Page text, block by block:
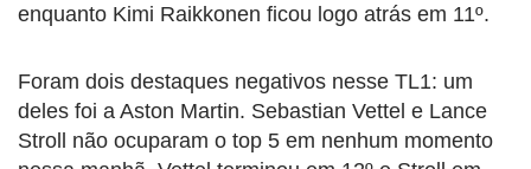
enquanto Kimi Raikkonen ficou logo atrás em 11º.
Foram dois destaques negativos nesse TL1: um
deles foi a Aston Martin. Sebastian Vettel e Lance
Stroll não ocuparam o top 5 em nenhum momento